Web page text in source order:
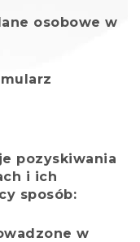
osobowe w
pozyskiwania
i ich
sposób:
w